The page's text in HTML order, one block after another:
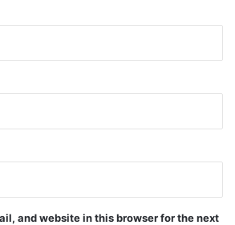
and website in this browser for the next